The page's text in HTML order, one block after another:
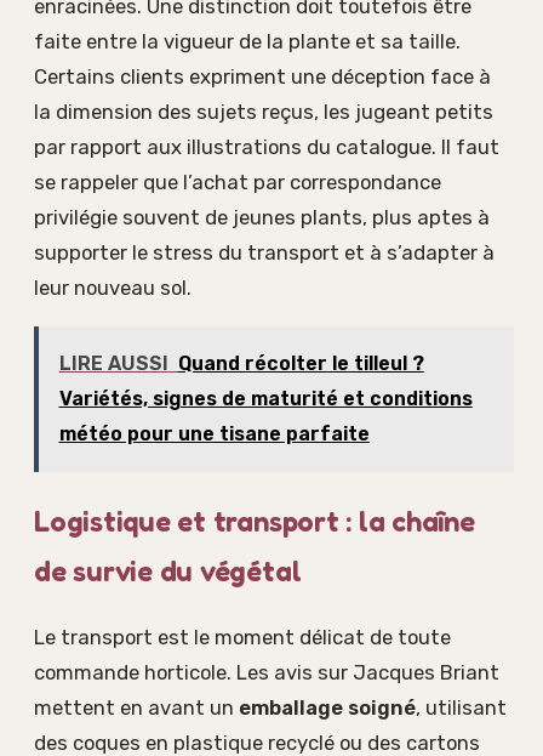
enracinées. Une distinction doit toutefois être
faite entre la vigueur de la plante et sa taille.
Certains clients expriment une déception face à
la dimension des sujets reçus, les jugeant petits
par rapport aux illustrations du catalogue. Il faut
se rappeler que l’achat par correspondance
privilégie souvent de jeunes plants, plus aptes à
supporter le stress du transport et à s’adapter à
leur nouveau sol.
LIRE AUSSI
Quand récolter le tilleul ?
Variétés, signes de maturité et conditions
météo pour une tisane parfaite
Logistique et transport : la chaîne
de survie du végétal
Le transport est le moment délicat de toute
commande horticole. Les avis sur Jacques Briant
mettent en avant un emballage soigné, utilisant
des coques en plastique recyclé ou des cartons